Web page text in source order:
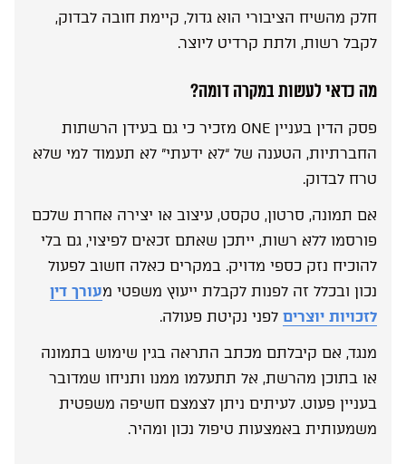
חלק מהשיח הציבורי הוא גדול, קיימת חובה לבדוק,
לקבל רשות, ולתת קרדיט ליוצר.
מה כדאי לעשות במקרה דומה?
פסק הדין בעניין ONE מזכיר כי גם בעידן הרשתות
החברתיות, הטענה של “לא ידעתי” לא תעמוד למי שלא
טרח לבדוק.
אם תמונה, סרטון, טקסט, עיצוב או יצירה אחרת שלכם
פורסמו ללא רשות, ייתכן שאתם זכאים לפיצוי, גם בלי
להוכיח נזק כספי מדויק. במקרים כאלה חשוב לפעול
נכון ובכלל זה לפנות לקבלת ייעוץ משפטי מעורך דין
לזכויות יוצרים לפני נקיטת פעולה.
מנגד, אם קיבלתם מכתב התראה בגין שימוש בתמונה
או בתוכן מהרשת, אל תתעלמו ממנו ותניחו שמדובר
בעניין פעוט. לעיתים ניתן לצמצם חשיפה משפטית
משמעותית באמצעות טיפול נכון ומהיר.